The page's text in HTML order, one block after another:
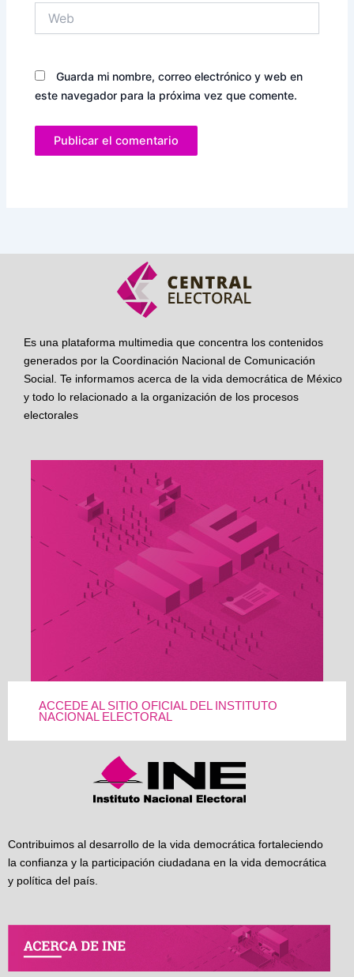
Guarda mi nombre, correo electrónico y web en
este navegador para la próxima vez que comente.
Es una plataforma multimedia que concentra los contenidos
generados por la Coordinación Nacional de Comunicación
Social. Te informamos acerca de la vida democrática de México
y todo lo relacionado a la organización de los procesos
electorales
ACCEDE AL SITIO OFICIAL DEL INSTITUTO
NACIONAL ELECTORAL
Contribuimos al desarrollo de la vida democrática fortaleciendo
la confianza y la participación ciudadana en la vida democrática
y política del país.